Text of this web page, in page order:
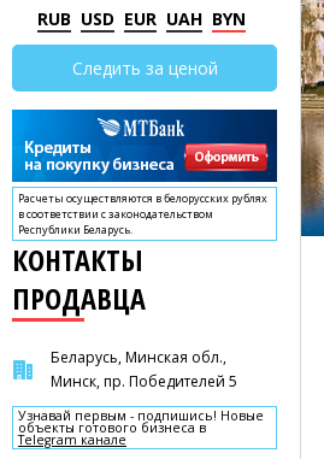
RUB USD EUR UAH BYN
Следить за ценой
Расчеты осуществляются в белорусских рублях
в соответствии с законодательством
Республики Беларусь.
КОНТАКТЫ
ПРОДАВЦА
Беларусь, Минская обл.,
Минск, пр. Победителей 5
Узнавай первым - подпишись! Новые
объекты готового бизнеса в
Telegram канале